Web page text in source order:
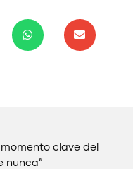
clave del
nunca”